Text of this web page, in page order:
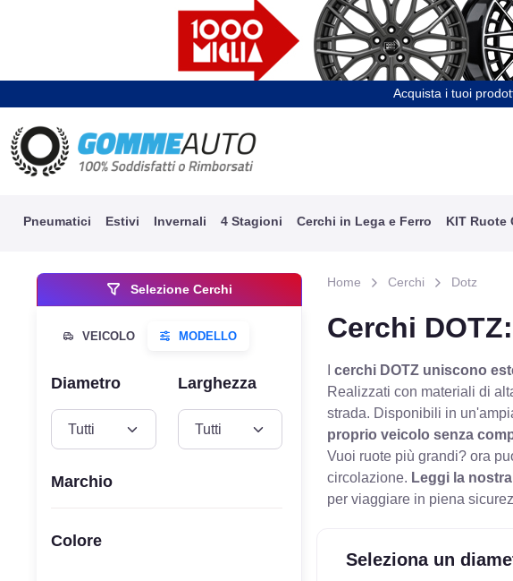
Acquista i tuoi
Pneumatici Estivi Invernali 4 Stagioni Cerchi in Lega e Ferro KIT Ruote
Selezione Cerchi
MODELLO
Diametro Larghezza
Marchio
Colore
Home Cerchi Dotz
Cerchi
Icerchi DOTZ uniscono
Realizzati con materiali di
strada. Disponibili in
proprio veicolo senza
Vuoi ruote più grandi? ora
circolazione. Leggi la
per viaggiare in piena
Seleziona un